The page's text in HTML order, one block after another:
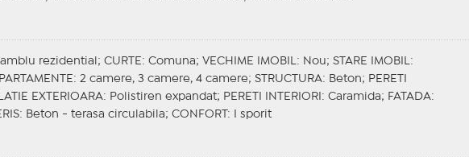
rezidential; CURTE : Comuna; VECHIME IMOBIL : Nou; STARE IMOBIL
:
: 2 camere, 3 camere, 4 camere; STRUCTURA: Beton; PERETI
EXTERIOARA: Polistiren expandat; PERETI INTERIORI : Caramida; FATADA:
: Beton - terasa circulabila; CONFORT : I sporit